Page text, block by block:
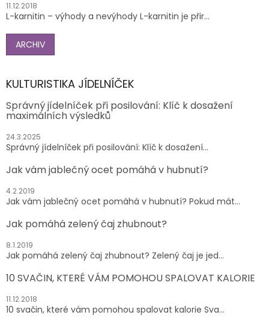
11.12.2018
L-karnitin – výhody a nevýhody L-karnitin je přir...
ARCHIV
KULTURISTIKA JÍDELNÍČEK
Správný jídelníček při posilování: Klíč k dosažení
maximálních výsledků
24.3.2025
Správný jídelníček při posilování: Klíč k dosažení...
Jak vám jablečný ocet pomáhá v hubnutí?
4.2.2019
Jak vám jablečný ocet pomáhá v hubnutí? Pokud mát...
Jak pomáhá zelený čaj zhubnout?
8.1.2019
Jak pomáhá zelený čaj zhubnout? Zelený čaj je jed...
10 SVAČIN, KTERÉ VÁM POMOHOU SPALOVAT KALORIE
11.12.2018
10 svačin, které vám pomohou spalovat kalorie Sva...